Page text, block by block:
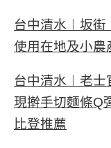
台中清水︱坂街
使用在地及小農
台中清水︱老士
現擀手切麵條Q
比登推薦